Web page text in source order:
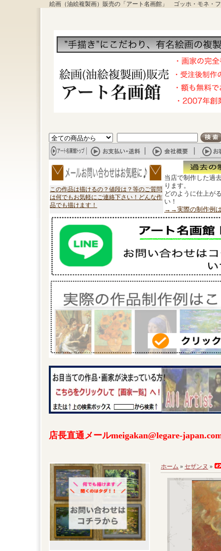
絵画（油絵複製画）販売の「アート名画館」 ゴッホ・モネ・
この作品は描けるの？値段は？等のご質問
は何でもお気軽にご連絡下さい！どんな作
品でも描けます！
当店で制作した過
ります。
どのように仕上が
い！
→→実際の制作例
店長直通メールmeigakan@legare-
ホーム » セザンヌ »